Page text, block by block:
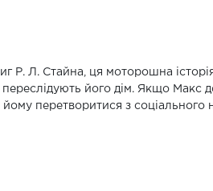
Р. Л. Стайна, ця моторошна
його дім. Якщо Макс
йому перетворитися з